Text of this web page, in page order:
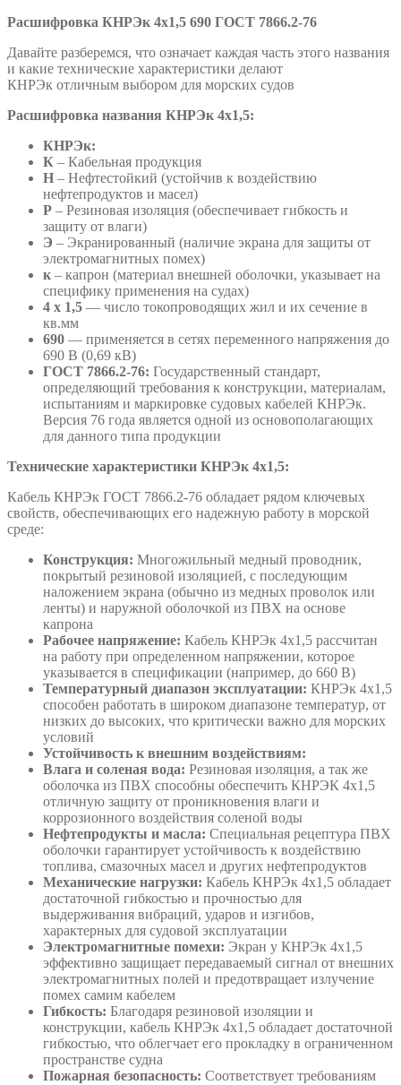
Расшифровка КНРЭк 4х1,5 690 ГОСТ 7866.2-76
Давайте разберемся, что означает каждая часть этого названия
и какие технические характеристики делают
КНРЭк отличным выбором для морских судов
Расшифровка названия КНРЭк 4х1,5:
КНРЭк:
К – Кабельная продукция
Н – Нефтестойкий (устойчив к воздействию
нефтепродуктов и масел)
Р – Резиновая изоляция (обеспечивает гибкость и
защиту от влаги)
Э – Экранированный (наличие экрана для защиты от
электромагнитных помех)
к – капрон (материал внешней оболочки, указывает на
специфику применения на судах)
4 х 1,5 — число токопроводящих жил и их сечение в
кв.мм
690 — применяется в сетях переменного напряжения до
690 В (0,69 кВ)
ГОСТ 7866.2-76: Государственный стандарт,
определяющий требования к конструкции, материалам,
испытаниям и маркировке судовых кабелей КНРЭк.
Версия 76 года является одной из основополагающих
для данного типа продукции
Технические характеристики КНРЭк 4х1,5:
Кабель КНРЭк ГОСТ 7866.2-76 обладает рядом ключевых
свойств, обеспечивающих его надежную работу в морской
среде:
Конструкция: Многожильный медный проводник,
покрытый резиновой изоляцией, с последующим
наложением экрана (обычно из медных проволок или
ленты) и наружной оболочкой из ПВХ на основе
капрона
Рабочее напряжение: Кабель КНРЭк 4х1,5 рассчитан
на работу при определенном напряжении, которое
указывается в спецификации (например, до 660 В)
Температурный диапазон эксплуатации: КНРЭк 4х1,5
способен работать в широком диапазоне температур, от
низких до высоких, что критически важно для морских
условий
Устойчивость к внешним воздействиям:
Влага и соленая вода: Резиновая изоляция, а так же
оболочка из ПВХ способны обеспечить КНРЭК 4х1,5
отличную защиту от проникновения влаги и
коррозионного воздействия соленой воды
Нефтепродукты и масла: Специальная рецептура ПВХ
оболочки гарантирует устойчивость к воздействию
топлива, смазочных масел и других нефтепродуктов
Механические нагрузки: Кабель КНРЭк 4х1,5 обладает
достаточной гибкостью и прочностью для
выдерживания вибраций, ударов и изгибов,
характерных для судовой эксплуатации
Электромагнитные помехи: Экран у КНРЭк 4х1,5
эффективно защищает передаваемый сигнал от внешних
электромагнитных полей и предотвращает излучение
помех самим кабелем
Гибкость: Благодаря резиновой изоляции и
конструкции, кабель КНРЭк 4х1,5 обладает достаточной
гибкостью, что облегчает его прокладку в ограниченном
пространстве судна
Пожарная безопасность: Соответствует требованиям